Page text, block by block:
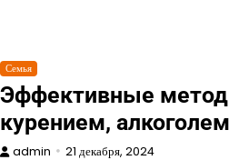
Семья
Эффективные
курением,
admin 21 декабря, 2024